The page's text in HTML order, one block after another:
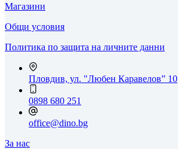
Магазини
Общи условия
Политика по защита на личните данни
Пловдив, ул. "Любен Каравелов” 10
0898 680 251
office@dino.bg
За нас